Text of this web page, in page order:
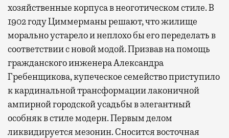
хозяйственные корпуса в неоготическом стиле. В
1902 году Циммерманы решают, что жилище
морально устарело и неплохо бы его переделать в
соответствии с новой модой. Призвав на помощь
гражданского инженера Александра
Гребенщикова, купеческое семейство приступило
к кардинальной трансформации лаконичной
ампирной городской усадьбы в элегантный
особняк в стиле модерн. Первым делом
ликвидируется мезонин. Сносится восточная